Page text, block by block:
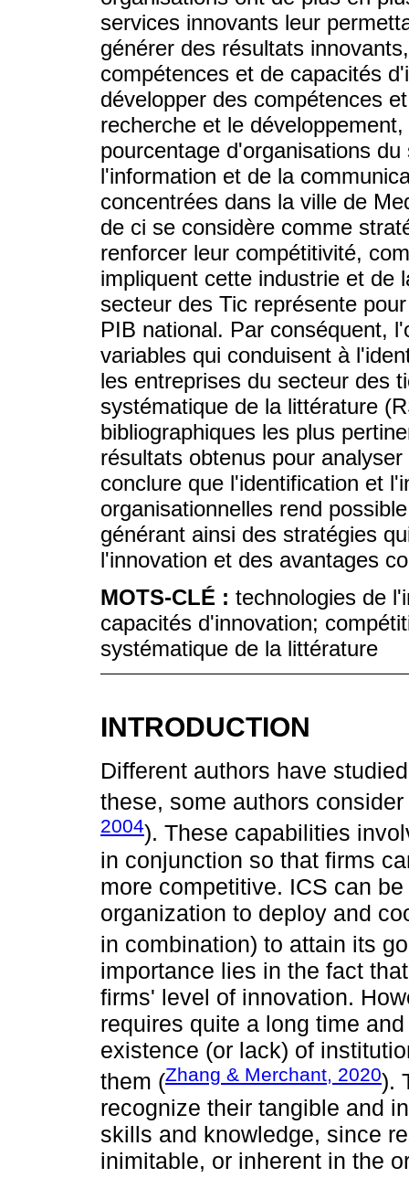
services innovants leur
générer des résultats
compétences et de capacités
développer des compétences
recherche et le
pourcentage d'organisations
l'information et de la
concentrées dans la ville de
de ci se considère comme
renforcer leur compétitivité,
impliquent cette industrie et de
secteur des Tic représente
PIB national. Par conséquent,
variables qui conduisent à
les entreprises du secteur des
systématique de la littérature
bibliographiques les plus
résultats obtenus pour
conclure que l'identification et
organisationnelles rend
générant ainsi des stratégies
l'innovation et des avantages
MOTS-CLÉ : technologies de
capacités d'innovation;
systématique de la littérature
INTRODUCTION
Different authors have
these, some authors
2004). These capabilities
in conjunction so that firms
more competitive. ICS can
organization to deploy and
in combination) to attain its
importance lies in the fact
firms' level of innovation.
requires quite a long time
existence (or lack) of
them (Zhang & Merchant, 2020).
recognize their tangible and
skills and knowledge, since
inimitable, or inherent in the